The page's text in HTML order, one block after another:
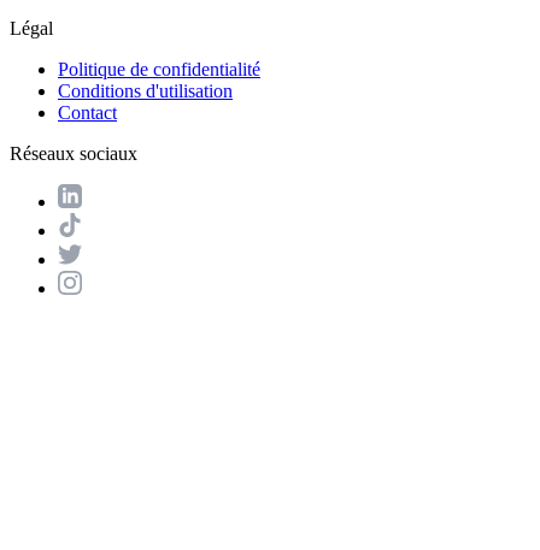
Légal
Politique de confidentialité
Conditions d'utilisation
Contact
Réseaux sociaux